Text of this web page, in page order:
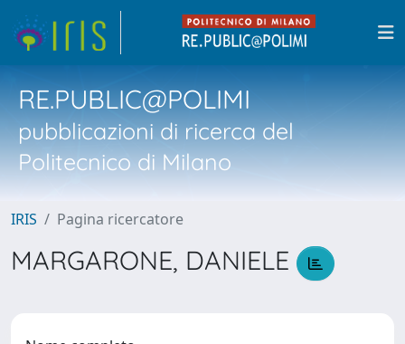
RE.PUBLIC@POLIMI
pubblicazioni di ricerca del
Politecnico di Milano
IRIS Pagina ricercatore
MARGARONE, DANIELE